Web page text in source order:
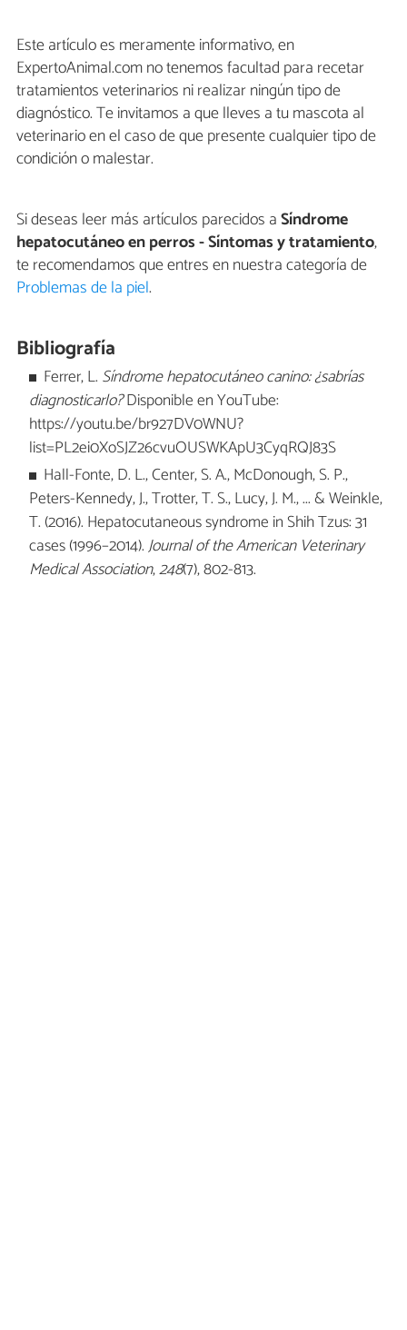
Este artículo es meramente informativo, en
ExpertoAnimal.com no tenemos facultad para recetar
tratamientos veterinarios ni realizar ningún tipo de
diagnóstico. Te invitamos a que lleves a tu mascota al
veterinario en el caso de que presente cualquier tipo de
condición o malestar.
Si deseas leer más artículos parecidos aSíndrome
hepatocutáneo en perros - Síntomas y tratamiento,
te recomendamos que entres en nuestra categoría de
Problemas de la piel.
Bibliografía
Ferrer, L. Síndrome hepatocutáneo canino: ¿sabrías
diagnosticarlo?Disponible en YouTube:
https://youtu.be/br927DV0WNU?
list=PL2ei0XoSJZ26cvuOUSWKApU3CyqRQJ83S
Hall-Fonte, D. L., Center, S. A., McDonough, S. P.,
Peters-Kennedy, J., Trotter, T. S., Lucy, J. M., ... & Weinkle,
T. (2016). Hepatocutaneous syndrome in Shih Tzus: 31
cases (1996–2014).Journal of the American Veterinary
Medical Association,248(7), 802-813.